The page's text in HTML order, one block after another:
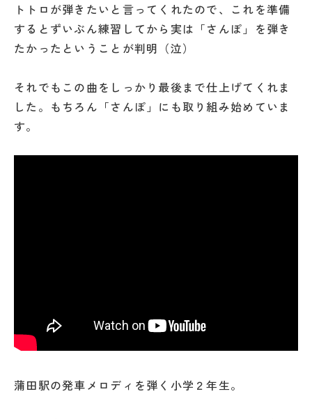
トトロが弾きたいと言ってくれたので、これを準備
するとずいぶん練習してから実は「さんぽ」を弾き
たかったということが判明（泣）
それでもこの曲をしっかり最後まで仕上げてくれま
した。もちろん「さんぽ」にも取り組み始めていま
す。
蒲田駅の発車メロディを弾く小学２年生。